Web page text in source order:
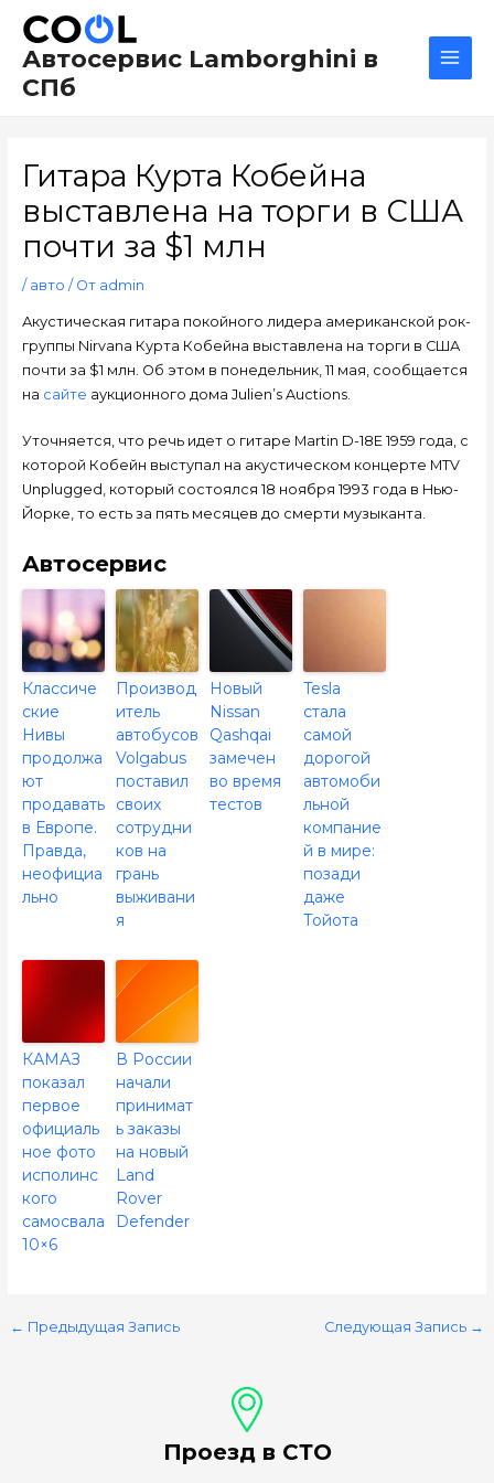
содержимому
Автосервис Lamborghini в
СПб
Гитара Курта Кобейна
выставлена на торги в США
почти за $1 млн
/ авто / От admin
Акустическая гитара покойного лидера американской рок-
группы Nirvana Курта Кобейна выставлена на торги в США
почти за $1 млн. Об этом в понедельник, 11 мая, сообщается
на сайте аукционного дома Julien’s Auctions.
Уточняется, что речь идет о гитаре Martin D-18E 1959 года, с
которой Кобейн выступал на акустическом концерте MTV
Unplugged, который состоялся 18 ноября 1993 года в Нью-
Йорке, то есть за пять месяцев до смерти музыканта.
Автосервис
Классиче
ские
Нивы
продолжа
ют
продавать
в Европе.
Правда,
неофициа
льно
Производ
итель
автобусов
Volgabus
поставил
своих
сотрудни
ков на
грань
выживани
я
Новый
Nissan
Qashqai
замечен
во время
тестов
Tesla
стала
самой
дорогой
автомоби
льной
компание
й в мире:
позади
даже
Тойота
КАМАЗ
показал
первое
официаль
ное фото
исполинс
кого
самосвала
10×6
В России
начали
принимат
ь заказы
на новый
Land
Rover
Defender
по
записям
← Предыдущая Запись Следующая Запись →
Проезд в СТО